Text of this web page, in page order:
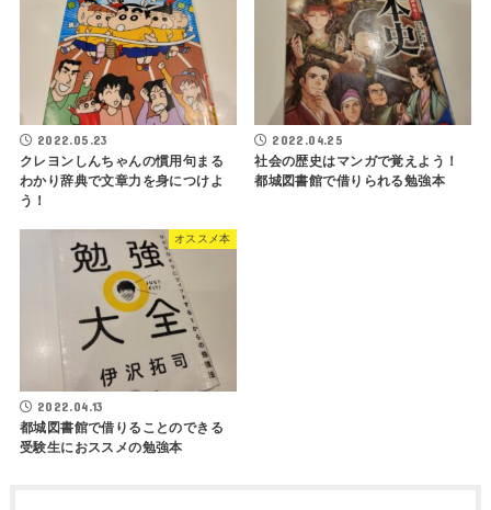
2022.05.23
クレヨンしんちゃんの慣用句まる
わかり辞典で文章力を身につけよ
う！
2022.04.25
社会の歴史はマンガで覚えよう！
都城図書館で借りられる勉強本
オススメ本
2022.04.13
都城図書館で借りることのできる
受験生におススメの勉強本